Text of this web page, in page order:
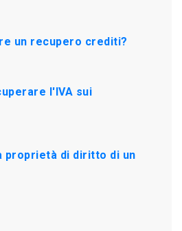
un recupero crediti?
l'IVA sui
proprietà di diritto di un